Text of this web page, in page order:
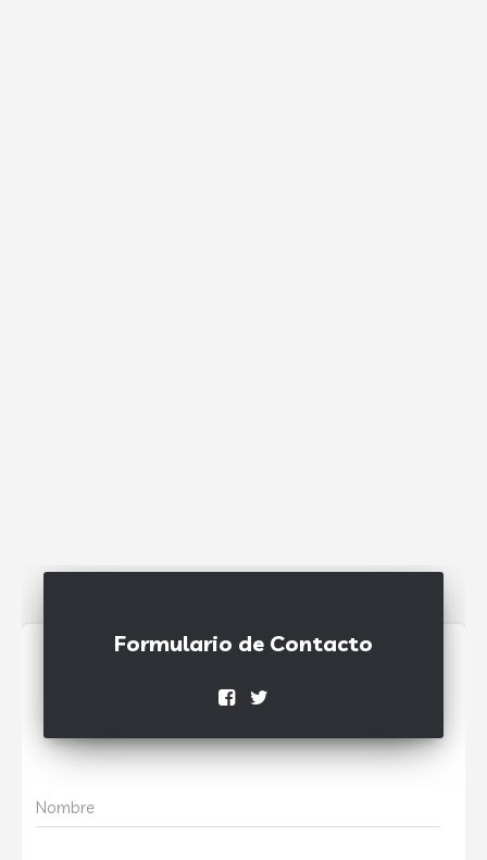
Formulario de Contacto
Nombre